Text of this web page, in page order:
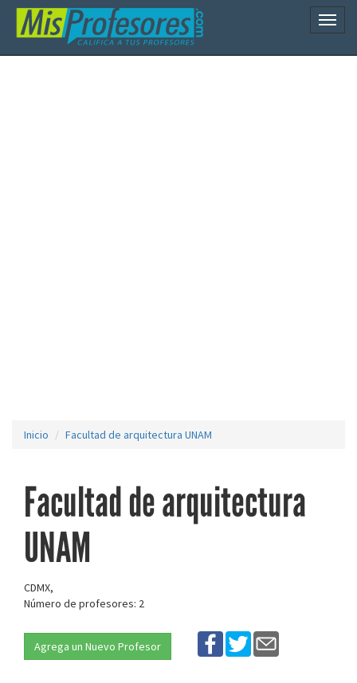
Inicio Facultad de arquitectura UNAM
Facultad de arquitectura
UNAM
CDMX,
Número de profesores: 2
Agrega un Nuevo Profesor